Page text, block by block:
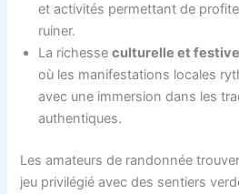
et activités permettant de
ruiner.
La richesseculturelle et festive
où les manifestations locales
avec une immersion dans les
authentiques.
Les amateurs de randonnée
jeu privilégié avec des sentiers